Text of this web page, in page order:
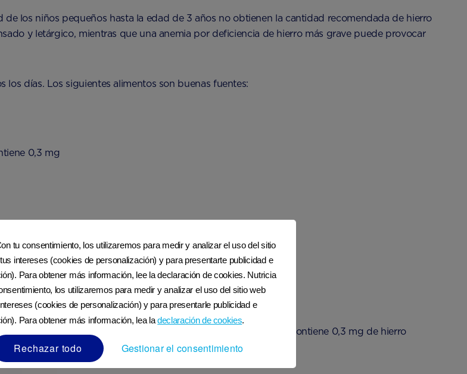
los niños pequeños hasta la edad de 3 años no obtienen la cantidad recomendada de hierro
y letárgico, mientras que una anemia por deficiencia de hierro más grave puede provocar
días. Los siguientes alimentos son buenas fuentes:
0,3 mg
Hierro no hemínico:
Espinaca – 1 cucharada de espinaca cocida contiene 0,3 mg de hierro
Brócoli – 1 florete (20 g) contiene 0,2 mg
tu consentimiento, los utilizaremos para medir y analizar el uso del sitio
intereses (cookies de personalización) y para presentarte publicidad e
Para obtener más información, lee la declaración de cookies. Nutricia
los utilizaremos para medir y analizar el uso del sitio web
(cookies de personalización) y para presentarle publicidad e
Para obtener más información, lea ladeclaración de cookies.
Rechazar todo Gestionar el consentimiento